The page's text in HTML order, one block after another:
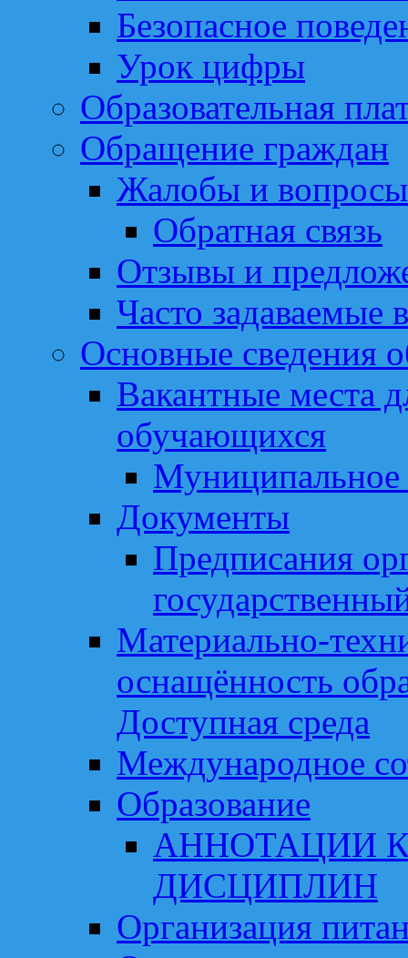
Безопасное
Урок цифры
Образовательная
Обращение граждан
Жалобы и вопросы
Обратная связь
Отзывы и
Часто задаваемые
Основные сведения
Вакантные места
обучающихся
Муниципальное
Документы
Предписания
Материально-
оснащённость
Доступная среда
Международное
Образование
АННОТАЦИИ
ДИСЦИПЛИН
Организация